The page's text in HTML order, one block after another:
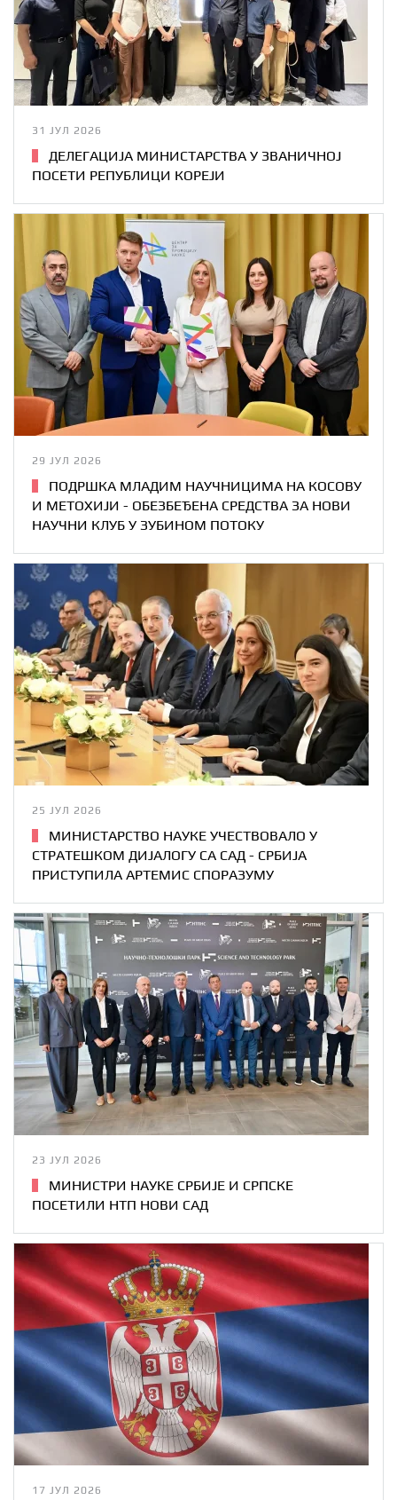
31 ЈУЛ 2026
ДЕЛЕГАЦИЈА МИНИСТАРСТВА У ЗВАНИЧНОЈ
ПОСЕТИ РЕПУБЛИЦИ КОРЕЈИ
29 ЈУЛ 2026
ПОДРШКА МЛАДИМ НАУЧНИЦИМА НА КОСОВУ
И МЕТОХИЈИ - ОБЕЗБЕЂЕНА СРЕДСТВА ЗА НОВИ
НАУЧНИ КЛУБ У ЗУБИНОМ ПОТОКУ
25 ЈУЛ 2026
МИНИСТАРСТВО НАУКЕ УЧЕСТВОВАЛО У
СТРАТЕШКОМ ДИЈАЛОГУ СА САД - СРБИЈА
ПРИСТУПИЛА АРТЕМИС СПОРАЗУМУ
23 ЈУЛ 2026
МИНИСТРИ НАУКЕ СРБИЈЕ И СРПСКЕ
ПОСЕТИЛИ НТП НОВИ САД
17 ЈУЛ 2026